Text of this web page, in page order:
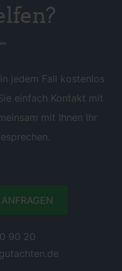
jedem Fall kostenlos
einfach Kontakt mit
mit Ihnen Ihr
90 20